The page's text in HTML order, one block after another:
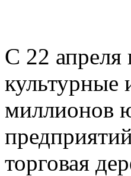
С 22
культурные
миллионов
торговая